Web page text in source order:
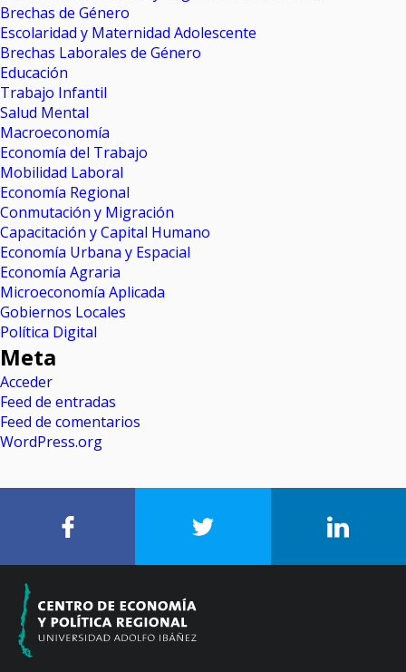
Brechas de Género
Escolaridad y Maternidad Adolescente
Brechas Laborales de Género
Educación
Trabajo Infantil
Salud Mental
Macroeconomía
Economía del Trabajo
Mobilidad Laboral
Economía Regional
Conmutación y Migración
Capacitación y Capital Humano
Economía Urbana y Espacial
Economía Agraria
Microeconomía Aplicada
Gobiernos Locales
Política Digital
Meta
Acceder
Feed de entradas
Feed de comentarios
WordPress.org